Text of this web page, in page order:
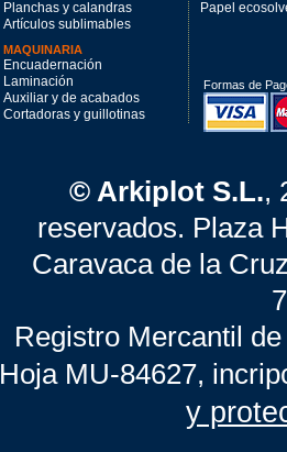
Planchas y calandras
Artículos sublimables
MAQUINARIA
Encuadernación
Laminación
Auxiliar y de acabados
Cortadoras y guillotinas
Papel
Formas de
© Arkiplot S.L.,
reservados. Plaza
Caravaca de la
Registro Mercantil
Hoja MU-84627,
y